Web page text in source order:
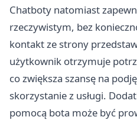
Chatboty natomiast
rzeczywistym, bez
kontakt ze strony
użytkownik otrzymuje
co zwiększa szansę na
skorzystanie z usługi.
pomocą bota może być